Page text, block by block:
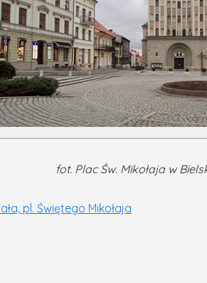
fot. Plac Św. Mikołaja w
pl. Świętego Mikołaja